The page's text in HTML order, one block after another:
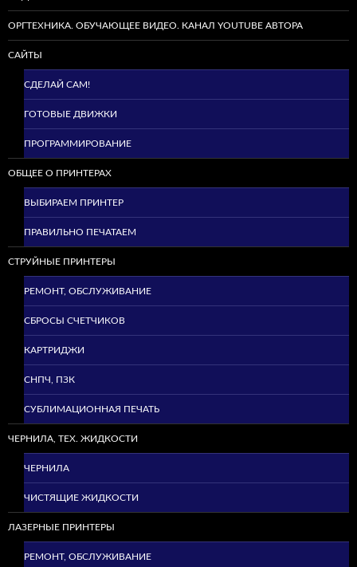
ОРГТЕХНИКА. ОБУЧАЮЩЕЕ ВИДЕО. КАНАЛ YOUTUBE АВТОРА
САЙТЫ
СДЕЛАЙ САМ!
ГОТОВЫЕ ДВИЖКИ
ПРОГРАММИРОВАНИЕ
ОБЩЕЕ О ПРИНТЕРАХ
ВЫБИРАЕМ ПРИНТЕР
ПРАВИЛЬНО ПЕЧАТАЕМ
СТРУЙНЫЕ ПРИНТЕРЫ
РЕМОНТ, ОБСЛУЖИВАНИЕ
СБРОСЫ СЧЕТЧИКОВ
КАРТРИДЖИ
СНПЧ, ПЗК
СУБЛИМАЦИОННАЯ ПЕЧАТЬ
ЧЕРНИЛА, ТЕХ. ЖИДКОСТИ
ЧЕРНИЛА
ЧИСТЯЩИЕ ЖИДКОСТИ
ЛАЗЕРНЫЕ ПРИНТЕРЫ
РЕМОНТ, ОБСЛУЖИВАНИЕ